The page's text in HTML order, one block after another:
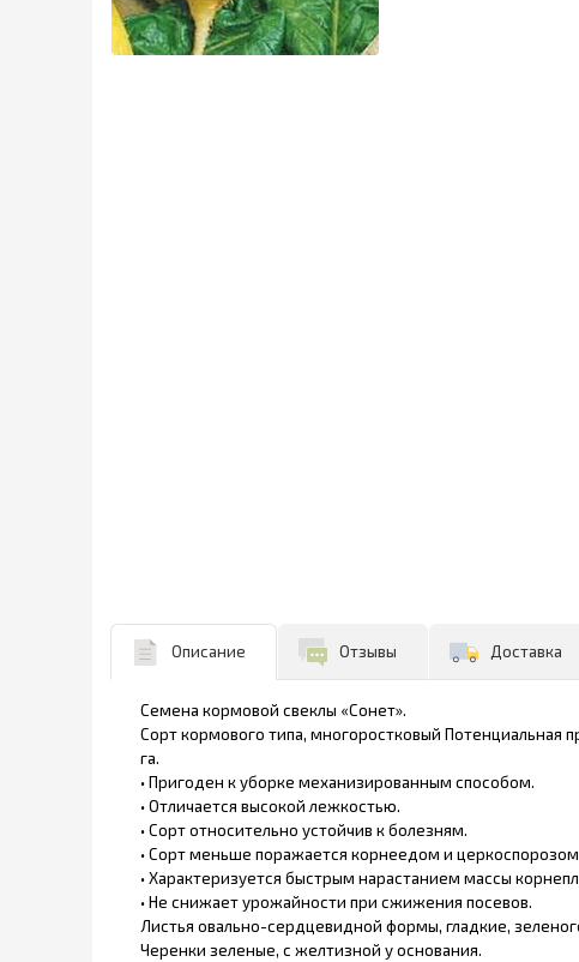
Описание Отзывы Доставка
Семена кормовой свеклы «Сонет».
Сорт кормового типа, многоростковый Потенциальная
га.
• Пригоден к уборке механизированным способом.
• Отличается высокой лежкостью.
• Сорт относительно устойчив к болезням.
• Сорт меньше поражается корнеедом и
• Характеризуется быстрым нарастанием массы
• Не снижает урожайности при сжижения посевов.
Листья овально-сердцевидной формы, гладкие,
Черенки зеленые, с желтизной у основания.